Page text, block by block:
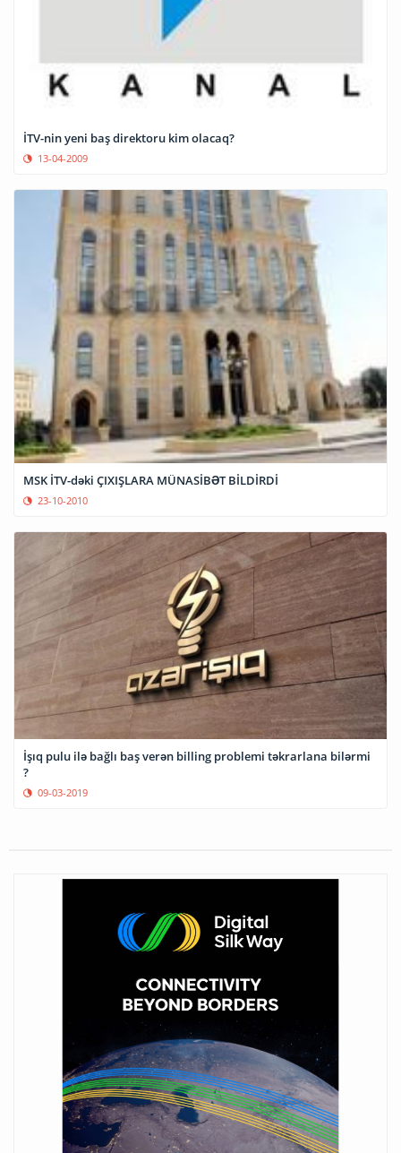
İTV-nin yeni baş direktoru kim olacaq?
13-04-2009
MSK İTV-dəki ÇIXIŞLARA MÜNASİBƏT BİLDİRDİ
23-10-2010
İşıq pulu ilə bağlı baş verən billing problemi təkrarlana bilərmi
?
09-03-2019